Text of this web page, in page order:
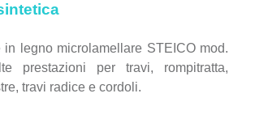
legno microlamellare STEICO mod.
prestazioni per travi, rompitratta,
travi radice e cordoli.